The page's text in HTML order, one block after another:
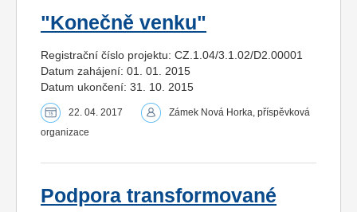
"Konečně venku"
Registrační číslo projektu: CZ.1.04/3.1.02/D2.00001
Datum zahájení: 01. 01. 2015
Datum ukončení: 31. 10. 2015
22. 04. 2017
Zámek Nová Horka, příspěvková
organizace
Podpora transformované